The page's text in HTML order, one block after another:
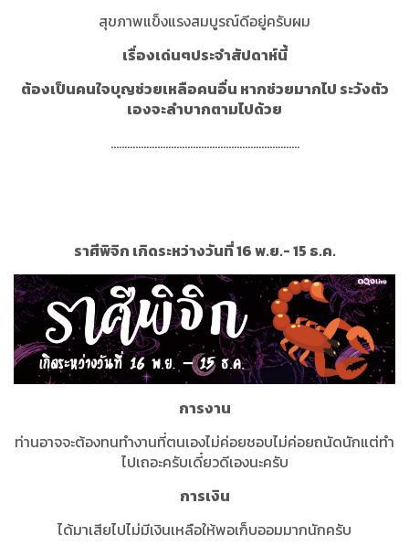
สุขภาพแข็งแรงสมบูรณ์ดีอยู่ครับผม
เรื่องเด่นๆประจำสัปดาห์นี้
ต้องเป็นคนใจบุญช่วยเหลือคนอื่น หากช่วยมากไป ระวังตัว
เองจะลำบากตามไปด้วย
.....................................................................
ราศีพิจิก เกิดระหว่างวันที่ 16 พ.ย.- 15 ธ.ค.
การงาน
ท่านอาจจะต้องทนทำงานที่ตนเองไม่ค่อยชอบไม่ค่อยถนัดนักแต่ทำ
ไปเถอะครับเดี๋ยวดีเองนะครับ
การเงิน
ได้มาเสียไปไม่มีเงินเหลือให้พอเก็บออมมากนักครับ